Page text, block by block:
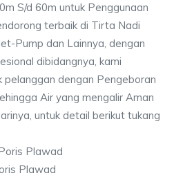
S/d 60m untuk Penggunaan
terbaik di Tirta Nadi
Pump dan Lainnya, dengan
dibidangnya, kami
pelanggan dengan Pengeboran
Air yang mengalir Aman
untuk detail berikut tukang
Plawad
Plawad